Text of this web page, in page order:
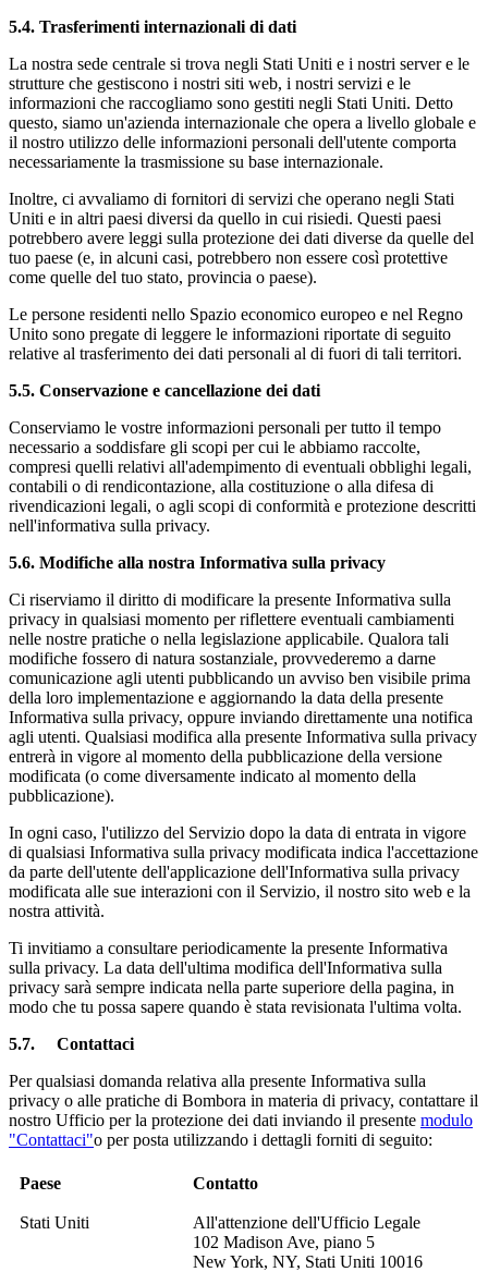
5.4. Trasferimenti internazionali di dati
La nostra sede centrale si trova negli Stati Uniti e i nostri server e le
strutture che gestiscono i nostri siti web, i nostri servizi e le
informazioni che raccogliamo sono gestiti negli Stati Uniti. Detto
questo, siamo un'azienda internazionale che opera a livello globale e
il nostro utilizzo delle informazioni personali dell'utente comporta
necessariamente la trasmissione su base internazionale.
Inoltre, ci avvaliamo di fornitori di servizi che operano negli Stati
Uniti e in altri paesi diversi da quello in cui risiedi. Questi paesi
potrebbero avere leggi sulla protezione dei dati diverse da quelle del
tuo paese (e, in alcuni casi, potrebbero non essere così protettive
come quelle del tuo stato, provincia o paese).
Le persone residenti nello Spazio economico europeo e nel Regno
Unito sono pregate di leggere le informazioni riportate di seguito
relative al trasferimento dei dati personali al di fuori di tali territori.
5.5. Conservazione e cancellazione dei dati
Conserviamo le vostre informazioni personali per tutto il tempo
necessario a soddisfare gli scopi per cui le abbiamo raccolte,
compresi quelli relativi all'adempimento di eventuali obblighi legali,
contabili o di rendicontazione, alla costituzione o alla difesa di
rivendicazioni legali, o agli scopi di conformità e protezione descritti
nell'informativa sulla privacy.
5.6. Modifiche alla nostra Informativa sulla privacy
Ci riserviamo il diritto di modificare la presente Informativa sulla
privacy in qualsiasi momento per riflettere eventuali cambiamenti
nelle nostre pratiche o nella legislazione applicabile. Qualora tali
modifiche fossero di natura sostanziale, provvederemo a darne
comunicazione agli utenti pubblicando un avviso ben visibile prima
della loro implementazione e aggiornando la data della presente
Informativa sulla privacy, oppure inviando direttamente una notifica
agli utenti. Qualsiasi modifica alla presente Informativa sulla privacy
entrerà in vigore al momento della pubblicazione della versione
modificata (o come diversamente indicato al momento della
pubblicazione).
In ogni caso, l'utilizzo del Servizio dopo la data di entrata in vigore
di qualsiasi Informativa sulla privacy modificata indica l'accettazione
da parte dell'utente dell'applicazione dell'Informativa sulla privacy
modificata alle sue interazioni con il Servizio, il nostro sito web e la
nostra attività.
Ti invitiamo a consultare periodicamente la presente Informativa
sulla privacy. La data dell'ultima modifica dell'Informativa sulla
privacy sarà sempre indicata nella parte superiore della pagina, in
modo che tu possa sapere quando è stata revisionata l'ultima volta.
5.7.
Contattaci
Per qualsiasi domanda relativa alla presente Informativa sulla
privacy o alle pratiche di Bombora in materia di privacy, contattare il
nostro Ufficio per la protezione dei dati inviando il presente modulo
"Contattaci"o per posta utilizzando i dettagli forniti di seguito:
Paese Contatto
Stati Uniti
All'attenzione dell'Ufficio Legale
102 Madison Ave, piano 5
New York, NY, Stati Uniti 10016